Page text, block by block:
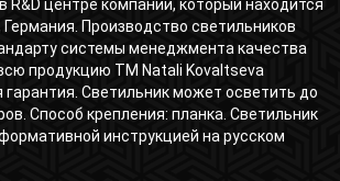
R&D центре компании, который находится
Производство светильников
системы менеджмента качества
продукцию ТМ Natali Kovaltseva
гарантия. Светильник может осветить до
Способ крепления: планка. Светильник
инструкцией на русском